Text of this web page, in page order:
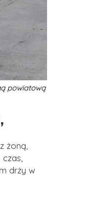
powiatową
żoną,
drży w